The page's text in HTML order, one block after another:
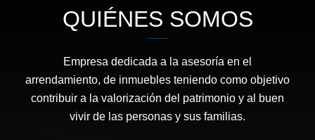
QUIÉNES SOMOS
Empresa dedicada a la asesoría en el
arrendamiento, de inmuebles teniendo como objetivo
contribuir a la valorización del patrimonio y al buen
vivir de las personas y sus familias.